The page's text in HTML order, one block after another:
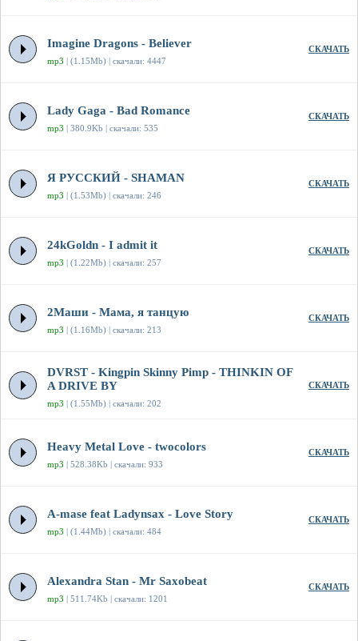
Imagine Dragons - Believer
mp3 | (1.15Mb) | скачали: 4447
СКАЧАТЬ
Lady Gaga - Bad Romance
mp3 | 380.9Kb | скачали: 535
СКАЧАТЬ
Я РУССКИЙ - SHAMAN
mp3 | (1.53Mb) | скачали: 246
СКАЧАТЬ
24kGoldn - I admit it
mp3 | (1.22Mb) | скачали: 257
СКАЧАТЬ
2Маши - Мама, я танцую
mp3 | (1.16Mb) | скачали: 213
СКАЧАТЬ
DVRST - Kingpin Skinny Pimp - THINKIN OF
A DRIVE BY
mp3 | (1.55Mb) | скачали: 202
СКАЧАТЬ
Heavy Metal Love - twocolors
mp3 | 528.38Kb | скачали: 933
СКАЧАТЬ
A-mase feat Ladynsax - Love Story
mp3 | (1.44Mb) | скачали: 484
СКАЧАТЬ
Alexandra Stan - Mr Saxobeat
mp3 | 511.74Kb | скачали: 1201
СКАЧАТЬ